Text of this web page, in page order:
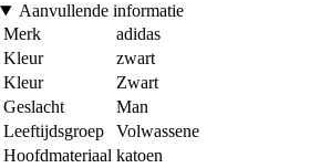
Aanvullende informatie
Merk
adidas
Kleur
zwart
Kleur
Zwart
Geslacht
Man
Leeftijdsgroep
Volwassene
Hoofdmateriaal katoen